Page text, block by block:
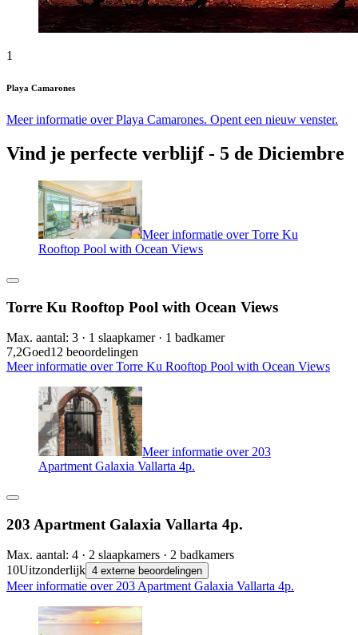
1
Playa Camarones
Meer informatie over Playa Camarones. Opent een nieuw venster.
Vind je perfecte verblijf - 5 de Diciembre
Meer informatie over Torre Ku
Rooftop Pool with Ocean Views
Torre Ku Rooftop Pool with Ocean Views
Max. aantal: 3 · 1 slaapkamer · 1 badkamer
7,2Goed12 beoordelingen
Meer informatie over Torre Ku Rooftop Pool with Ocean Views
Meer informatie over 203
Apartment Galaxia Vallarta 4p.
203 Apartment Galaxia Vallarta 4p.
Max. aantal: 4 · 2 slaapkamers · 2 badkamers
10Uitzonderlijk 4 externe beoordelingen
Meer informatie over 203 Apartment Galaxia Vallarta 4p.